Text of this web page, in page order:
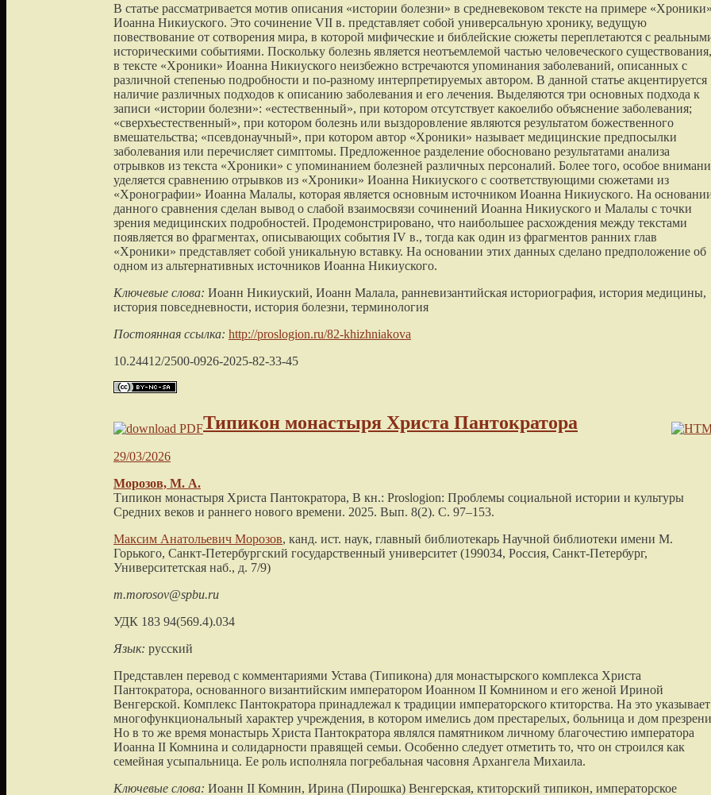
В статье рассматривается мотив описания «истории болезни» в средневековом тексте на примере
Иоанна Никиуского. Это сочинение VII в. представляет собой универсальную хронику, ведущую
повествование от сотворения мира, в которой мифические и библейские сюжеты переплетаются с
историческими событиями. Поскольку болезнь является неотъемлемой частью человеческого существования,
в тексте «Хроники» Иоанна Никиуского неизбежно встречаются упоминания заболеваний, описанных с
различной степенью подробности и по-разному интерпретируемых автором. В данной статье акцентируется
наличие различных подходов к описанию заболевания и его лечения. Выделяются три основных подхода к
записи «истории болезни»: «естественный», при котором отсутствует какоелибо объяснение заболевания;
«сверхъестественный», при котором болезнь или выздоровление являются результатом божественного
вмешательства; «псевдонаучный», при котором автор «Хроники» называет медицинские предпосылки
заболевания или перечисляет симптомы. Предложенное разделение обосновано результатами анализа
отрывков из текста «Хроники» с упоминанием болезней различных персоналий. Более того, особое
уделяется сравнению отрывков из «Хроники» Иоанна Никиуского с соответствующими сюжетами из
«Хронографии» Иоанна Малалы, которая является основным источником Иоанна Никиуского. На
данного сравнения сделан вывод о слабой взаимосвязи сочинений Иоанна Никиуского и Малалы с точки
зрения медицинских подробностей. Продемонстрировано, что наибольшее расхождения между текстами
появляется во фрагментах, описывающих события IV в., тогда как один из фрагментов ранних глав
«Хроники» представляет собой уникальную вставку. На основании этих данных сделано предположение об
одном из альтернативных источников Иоанна Никиуского.
Ключевые слова: Иоанн Никиуский, Иоанн Малала, ранневизантийская историография, история медицины,
история повседневности, история болезни, терминология
Постоянная ссылка: http://proslogion.ru/82-khizhniakova
10.24412/2500-0926-2025-82-33-45
Типикон монаcтыря Христа Пантократора
29/03/2026
Морозов, М. А.
Типикон монаcтыря Христа Пантократора, В кн.: Proslogion: Проблемы социальной истории и культуры
Средних веков и раннего нового времени. 2025. Вып. 8(2). С. 97–153.
Максим Анатольевич Морозов, канд. ист. наук, главный библиотекарь Научной библиотеки имени М.
Горького, Санкт-Петербургский государственный университет (199034, Россия, Санкт-Петербург,
Университетская наб., д. 7/9)
m.morosov@spbu.ru
УДК 183 94(569.4).034
Язык: русский
Представлен перевод с комментариями Устава (Типикона) для монастырского комплекса Христа
Пантократора, основанного византийским императором Иоанном II Комнином и его женой Ириной
Венгерской. Комплекс Пантократора принадлежал к традиции императорского ктиторства. На это указывает
многофункциональный характер учреждения, в котором имелись дом престарелых, больница и дом
Но в то же время монастырь Христа Пантократора являлся памятником личному благочестию императора
Иоанна II Комнина и солидарности правящей семьи. Особенно следует отметить то, что он строился как
семейная усыпальница. Ее роль исполняла погребальная часовня Архангела Михаила.
Ключевые слова: Иоанн II Комнин, Ирина (Пирошка) Венгерская, ктиторский типикон, императорское